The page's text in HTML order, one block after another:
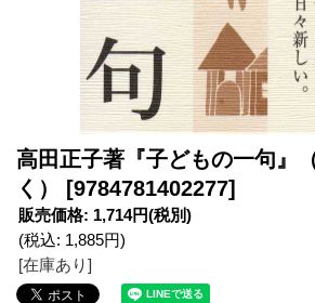
高田正子著『子どもの一句』
く）
[9784781402277]
販売価格: 1,714円(税別)
(税込: 1,885円)
[在庫あり]